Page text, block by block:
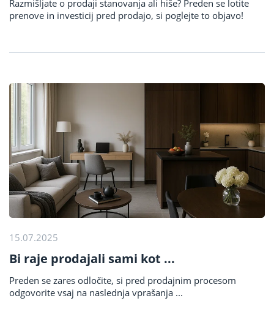
Razmišljate o prodaji stanovanja ali hiše? Preden se lotite
prenove in investicij pred prodajo, si poglejte to objavo!
15.07.2025
Bi raje prodajali sami kot ...
Preden se zares odločite, si pred prodajnim procesom
odgovorite vsaj na naslednja vprašanja ...